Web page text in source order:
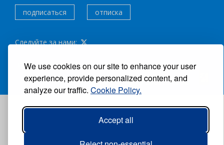
We use cookies on our site to enhance your user
experience, provide personalized content, and
analyze our traffic. Cookie Policy.
Accept all
подписаться
отписка
Следуйте за нами:
ВСЕ ПРАВА ЗАЩИЩЕНЫ ®CARIBBEAN NEWS DIGITAL.
АВТОР:GRUPO EXCELENCIAS.